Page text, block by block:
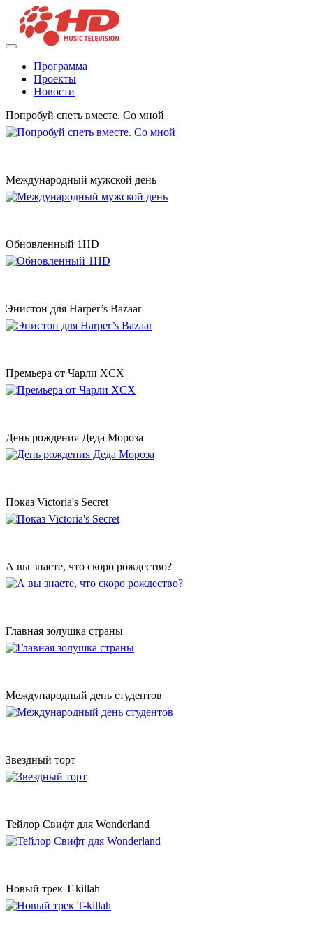
Программа
Проекты
Новости
Попробуй спеть вместе. Со мной
Международный мужской день
Обновленный 1HD
Энистон для Harper’s Bazaar
Премьера от Чарли XCX
День рождения Деда Мороза
Показ Victoria's Secret
А вы знаете, что скоро рождество?
Главная золушка страны
Международный день студентов
Звездный торт
Тейлор Свифт для Wonderland
Новый трек T-killah